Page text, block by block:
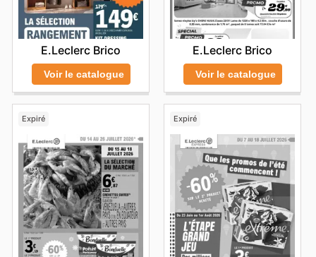
E.Leclerc Brico
Voir le catalogue
E.Leclerc Brico
Voir le catalogue
Expiré Expiré